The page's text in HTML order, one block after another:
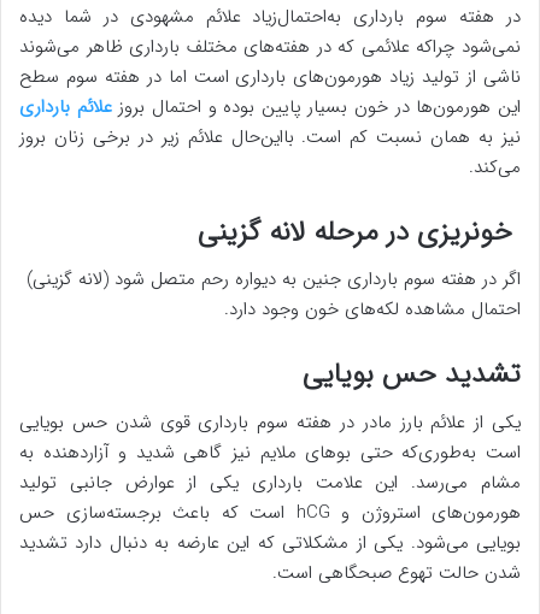
در هفته سوم بارداری به‌احتمال‌زیاد علائم مشهودی در شما دیده
نمی‌شود چراکه علائمی که در هفته‌های مختلف بارداری ظاهر می‌شوند
ناشی از تولید زیاد هورمون‌های بارداری است اما در هفته سوم سطح
این هورمون‌ها در خون بسیار پایین بوده و احتمال بروزعلائم بارداری
نیز به همان نسبت کم است. بااین‌حال علائم زیر در برخی زنان بروز
می‌کند.
خونریزی در مرحله لانه گزینی
اگر در هفته سوم بارداری جنین به دیواره رحم متصل شود (لانه گزینی)
احتمال مشاهده لکه‌های خون وجود دارد.
تشدید حس بویایی
یکی از علائم بارز مادر در هفته سوم بارداری قوی شدن حس بویایی
است به‌طوری‌که حتی بوهای ملایم نیز گاهی شدید و آزاردهنده به
مشام می‌رسد. این علامت بارداری یکی از عوارض جانبی تولید
هورمون‌های استروژن و hCG است که باعث برجسته‌سازی حس
بویایی می‌شود. یکی از مشکلاتی که این عارضه به دنبال دارد تشدید
شدن حالت تهوع صبحگاهی است.